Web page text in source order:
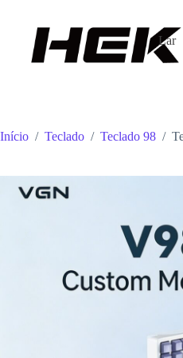
Lar
Início / Teclado / Teclado 98 /